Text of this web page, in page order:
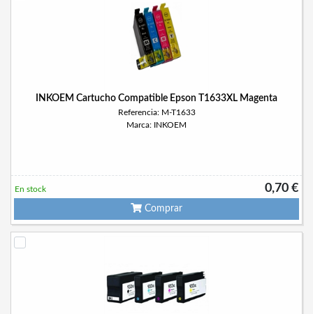
INKOEM Cartucho Compatible Epson T1633XL Magenta
Referencia: M-T1633
Marca: INKOEM
0,70 €
En stock
Comprar